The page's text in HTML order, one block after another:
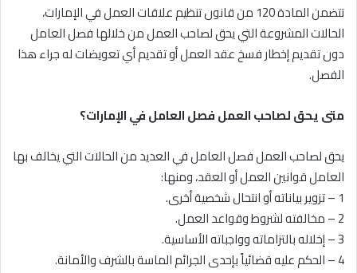
تتضمن المادة 120 من قانون تنظيم علاقات العمل في الإمارات،
الحالات المشروعة التي يحق لصاحب العمل من خلالها فصل العامل
دون تقديم إخطار فسخ عقد العمل أو تقديم أي تعويضات له جراء هذا
الفصل.
متى يحق لصاحب العمل فصل العامل في الإمارات؟
يحق لصاحب العمل فصل العامل في العديد من الحالات التي يخالف بها
العامل قوانين العمل أو العقد، ومنها:
1 – تزوير بياناته أو انتحال شخصية أخرى.
2 – مخالفته لشروط وقواعد العمل.
3 – إخلاله بالتزاماته وواجباته الأساسية.
4 – الحكم عليه قضائياً بإحدى الجرائم الماسة بالشرف والأمانة.